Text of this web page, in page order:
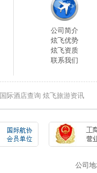
公司简介
炫飞优势
炫飞资质
联系我们
国际酒店查询 炫飞旅游资讯
公司